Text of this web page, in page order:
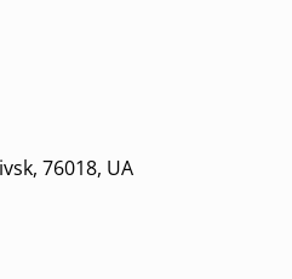
76018, UA